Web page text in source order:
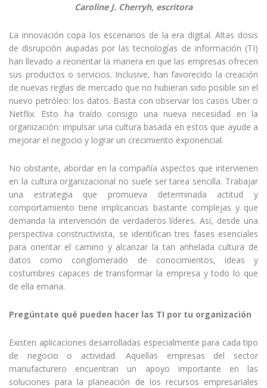
Caroline J. Cherryh, escritora
La innovación copa los escenarios de la era digital. Altas dosis
de disrupción aupadas por las tecnologías de información (TI)
han llevado a reorientar la manera en que las empresas ofrecen
sus productos o servicios. Inclusive, han favorecido la creación
de nuevas reglas de mercado que no hubieran sido posible sin el
nuevo petróleo: los datos. Basta con observar los casos Uber o
Netflix. Esto ha traído consigo una nueva necesidad en la
organización: impulsar una cultura basada en estos que ayude a
mejorar el negocio y lograr un crecimiento exponencial.
No obstante, abordar en la compañía aspectos que intervienen
en la cultura organizacional no suele ser tarea sencilla. Trabajar
una estrategia que promueva determinada actitud y
comportamiento tiene implicancias bastante complejas y que
demanda la intervención de verdaderos líderes. Así, desde una
perspectiva constructivista, se identifican tres fases esenciales
para orientar el camino y alcanzar la tan anhelada cultura de
datos como conglomerado de conocimientos, ideas y
costumbres capaces de transformar la empresa y todo lo que
de ella emana.
Pregúntate qué pueden hacer las TI por tu organización
Existen aplicaciones desarrolladas especialmente para cada tipo
de negocio o actividad. Aquellas empresas del sector
manufacturero encuentran un apoyo importante en las
soluciones para la planeación de los recursos empresariales